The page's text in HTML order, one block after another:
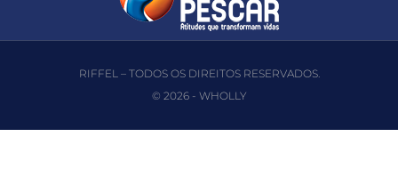
RIFFEL – TODOS OS DIREITOS RESERVADOS.
© 2026 - WHOLLY